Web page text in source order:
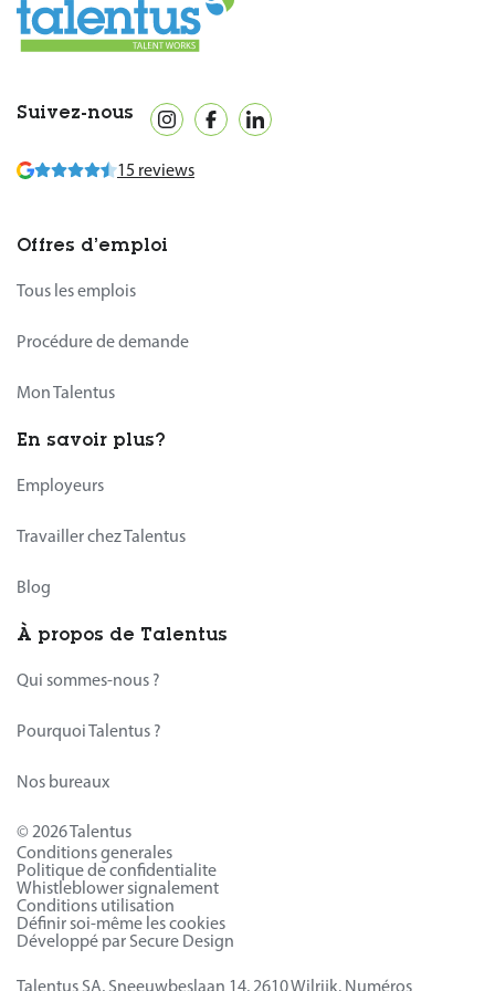
Suivez-nous
15 reviews
Offres d’emploi
Tous les emplois
Procédure de demande
Mon Talentus
En savoir plus?
Employeurs
Travailler chez Talentus
Blog
À propos de Talentus
Qui sommes-nous ?
Pourquoi Talentus ?
Nos bureaux
© 2026 Talentus
Conditions generales
Politique de confidentialite
Whistleblower signalement
Conditions utilisation
Définir soi-même les cookies
Développé par Secure Design
Talentus SA, Sneeuwbeslaan 14, 2610 Wilrijk. Numéros